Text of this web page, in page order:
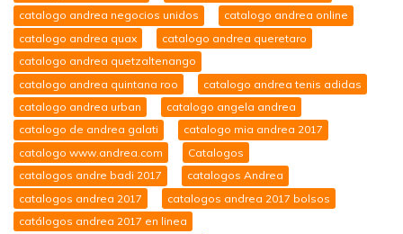
catalogo andrea negocios unidos
catalogo andrea online
catalogo andrea quax
catalogo andrea queretaro
catalogo andrea quetzaltenango
catalogo andrea quintana roo
catalogo andrea tenis adidas
catalogo andrea urban
catalogo angela andrea
catalogo de andrea galati
catalogo mia andrea 2017
catalogo www.andrea.com
Catalogos
catalogos andre badi 2017
catalogos Andrea
catalogos andrea 2017
catalogos andrea 2017 bolsos
catálogos andrea 2017 en linea